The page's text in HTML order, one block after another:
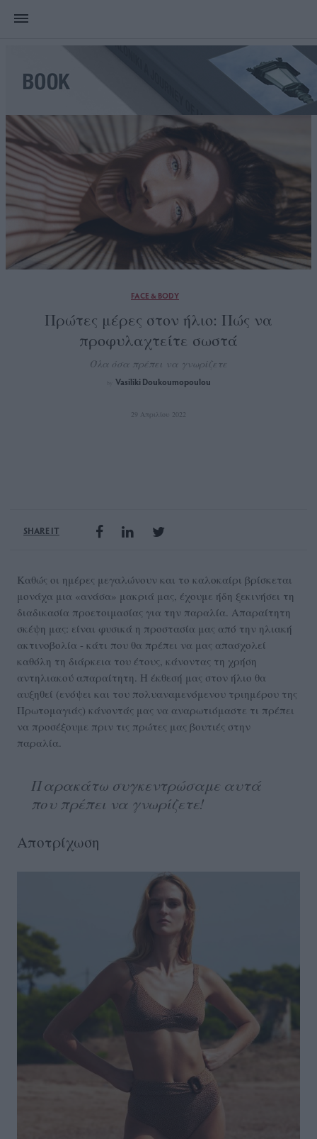
FACE & BODY
Πρώτες μέρες στον ήλιο: Πώς να
προφυλαχτείτε σωστά
Όλα όσα πρέπει να γνωρίζετε
Vasiliki Doukoumopoulou
29 Απριλίου 2022
SHARE IT
Καθώς οι ημέρες μεγαλώνουν και το καλοκαίρι βρίσκεται
μονάχα μια «ανάσα» μακριά μας, έχουμε ήδη ξεκινήσει τη
διαδικασία προετοιμασίας για την παραλία. Απαραίτητη
σκέψη μας: είναι φυσικά η προστασία μας από την ηλιακή
ακτινοβολία - κάτι που θα πρέπει να μας απασχολεί
καθόλη τη διάρκεια του έτους, κάνοντας τη χρήση
αντηλιακού απαραίτητη. Η έκθεσή μας στον ήλιο θα
αυξηθεί (ενόψει και του πολυαναμενόμενου τριημέρου της
Πρωτομαγιάς) κάνοντάς μας να αναρωτιόμαστε τι πρέπει
να προσέξουμε πριν τις πρώτες μας βουτιές στην
παραλία.
Παρακάτω συγκεντρώσαμε αυτά
που πρέπει να γνωρίζετε!
Αποτρίχωση